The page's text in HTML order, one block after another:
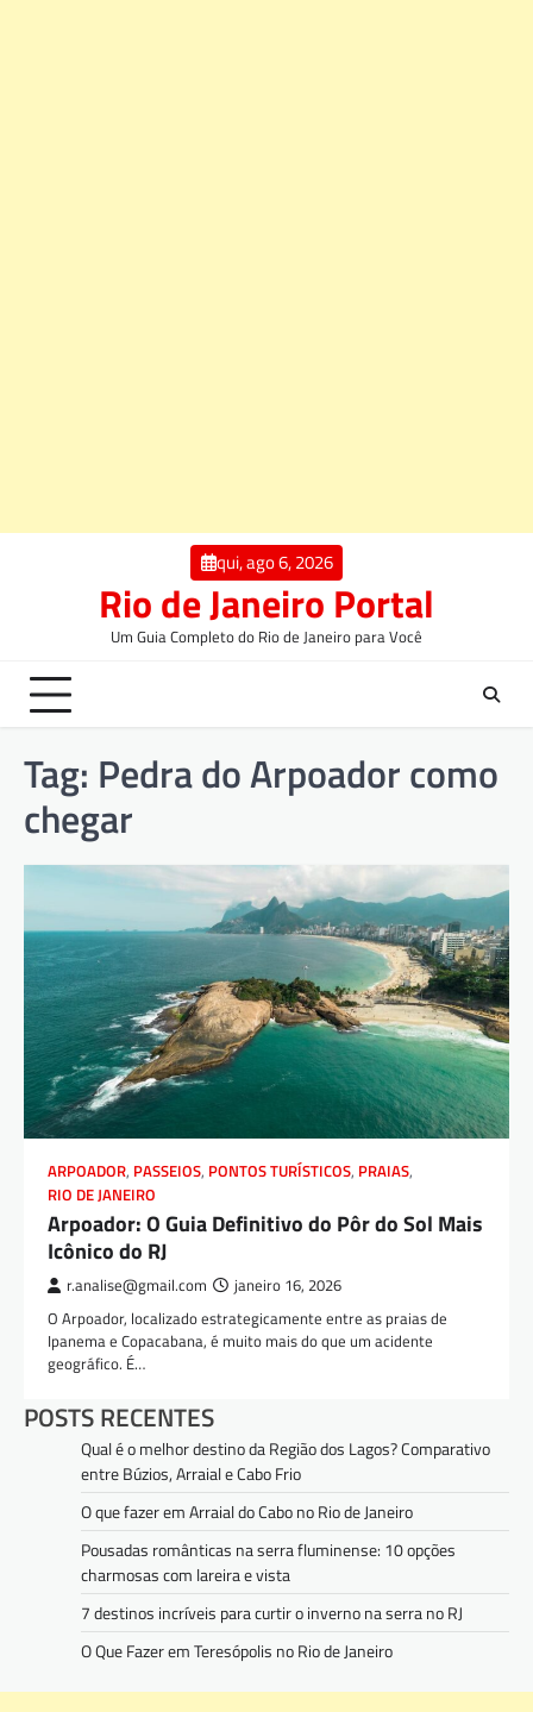
qui, ago 6, 2026
Rio de Janeiro Portal
Um Guia Completo do Rio de Janeiro para Você
Tag: Pedra do Arpoador como
chegar
ARPOADOR, PASSEIOS, PONTOS TURÍSTICOS, PRAIAS,
RIO DE JANEIRO
Arpoador: O Guia Definitivo do Pôr do Sol Mais
Icônico do RJ
r.analise@gmail.com janeiro 16, 2026
O Arpoador, localizado estrategicamente entre as praias de
Ipanema e Copacabana, é muito mais do que um acidente
geográfico. É…
POSTS RECENTES
Qual é o melhor destino da Região dos Lagos? Comparativo
entre Búzios, Arraial e Cabo Frio
O que fazer em Arraial do Cabo no Rio de Janeiro
Pousadas românticas na serra fluminense: 10 opções
charmosas com lareira e vista
7 destinos incríveis para curtir o inverno na serra no RJ
O Que Fazer em Teresópolis no Rio de Janeiro